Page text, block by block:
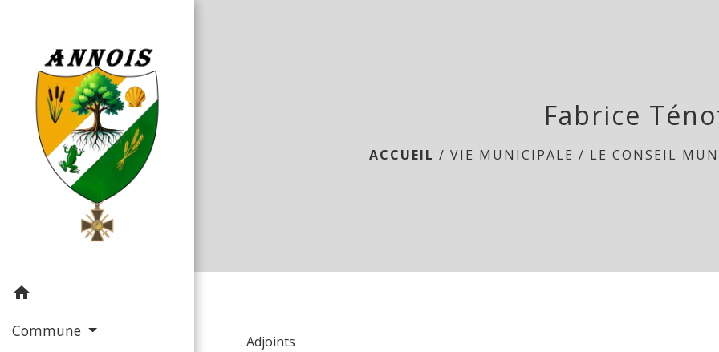
home
Commune
Fabrice
ACCUEIL / VIE MUNICIPALE / LE CONSEIL
Adjoints